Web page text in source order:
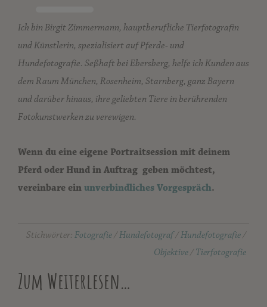
Ich bin Birgit Zimmermann, hauptberufliche Tierfotografin
und Künstlerin, spezialisiert auf Pferde- und
Hundefotografie. Seßhaft bei Ebersberg, helfe ich Kunden aus
dem Raum München, Rosenheim, Starnberg, ganz Bayern
und darüber hinaus, ihre geliebten Tiere in berührenden
Fotokunstwerken zu verewigen.
Wenn du eine eigene Portraitsession mit deinem
Pferd oder Hund in Auftrag geben möchtest,
vereinbare ein unverbindliches Vorgespräch.
Stichwörter: Fotografie/Hundefotograf/Hundefotografie/
Objektive/ Tierfotografie
Zum Weiterlesen…